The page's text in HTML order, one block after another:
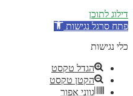
לתוכן
סרגל נגישות
נגישות
הגדל טקסט
הקטן טקסט
גווני אפור